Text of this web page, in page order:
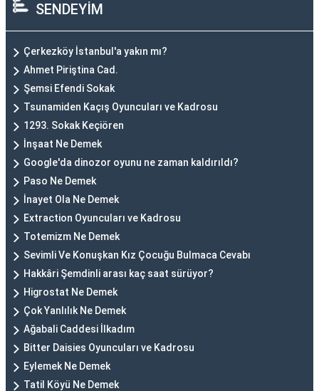
SENDEYİM
Çerkezköy İstanbul'a yakın mı?
Ahmet Piriştina Cad.
Şemsi Efendi Sokak
Tsunamiden Kaçış Oyuncuları ve Kadrosu
1293. Sokak Keçiören
İnşaat Ne Demek
Google'da dinozor oyunu ne zaman kaldırıldı?
Paso Ne Demek
İnayet Ola Ne Demek
Extraction Oyuncuları ve Kadrosu
Totemizm Ne Demek
Sevimli Ve Konuşkan Kız Çocuğu Bulmaca Cevabı
Hakkâri Şemdinli arası kaç saat sürüyor?
Higrostat Ne Demek
Çok Yanlılık Ne Demek
Ağabali Caddesi İlkadım
Bitter Daisies Oyuncuları ve Kadrosu
Eylemek Ne Demek
Tatil Köyü Ne Demek